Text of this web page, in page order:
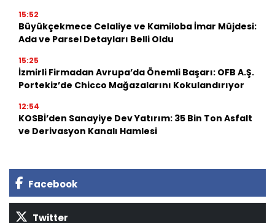
15:52
Büyükçekmece Celaliye ve Kamiloba İmar Müjdesi:
Ada ve Parsel Detayları Belli Oldu
15:25
İzmirli Firmadan Avrupa’da Önemli Başarı: OFB A.Ş.
Portekiz’de Chicco Mağazalarını Kokulandırıyor
12:54
KOSBİ’den Sanayiye Dev Yatırım: 35 Bin Ton Asfalt
ve Derivasyon Kanalı Hamlesi
Facebook
Twitter